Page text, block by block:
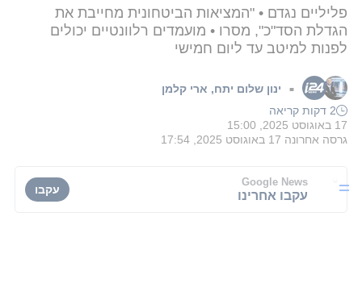
פליליים נגדם • "המציאות הביטחונית מחייבת את
הגדלת הסד"כ", מסרו • מועמדים רלוונטיים יכולים
לפנות למיטב עד ליום חמישי
■ ינון שלום יתח, ארי קלמן
2 דקות קריאה
17 באוגוסט 2025, 15:00
גרסה אחרונה 17 באוגוסט 2025, 17:54
Google News
עקבו אחרינו עקבו